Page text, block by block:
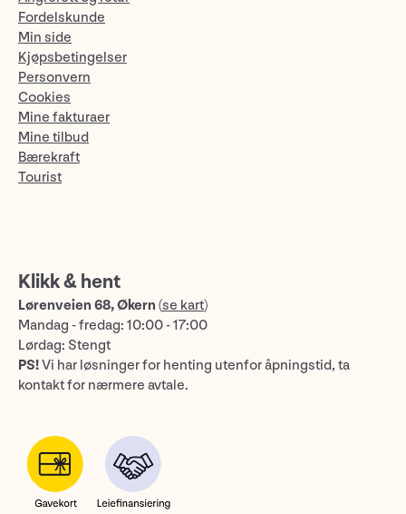
Fordelskunde
Min side
Kjøpsbetingelser
Personvern
Cookies
Mine fakturaer
Mine tilbud
Bærekraft
Tourist
Klikk & hent
Lørenveien 68, Økern (se kart)
Mandag - fredag: 10:00 - 17:00
Lørdag: Stengt
PS!Vi har løsninger for henting utenfor åpningstid, ta
kontakt for nærmere avtale.